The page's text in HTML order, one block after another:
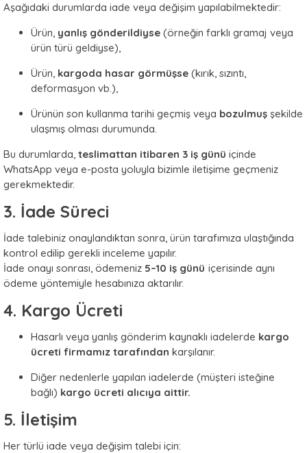
Aşağıdaki durumlarda iade veya değişim yapılabilmektedir:
Ürün, yanlış gönderildiyse (örneğin farklı gramaj veya
ürün türü geldiyse),
Ürün, kargoda hasar görmüşse (kırık, sızıntı,
deformasyon vb.),
Ürünün son kullanma tarihi geçmiş veya bozulmuş şekilde
ulaşmış olması durumunda.
Bu durumlarda, teslimattan itibaren 3 iş günü içinde
WhatsApp veya e-posta yoluyla bizimle iletişime geçmeniz
gerekmektedir.
3. İade Süreci
İade talebiniz onaylandıktan sonra, ürün tarafımıza ulaştığında
kontrol edilip gerekli inceleme yapılır.
İade onayı sonrası, ödemeniz 5–10 iş günü içerisinde aynı
ödeme yöntemiyle hesabınıza aktarılır.
4. Kargo Ücreti
Hasarlı veya yanlış gönderim kaynaklı iadelerde kargo
ücreti firmamız tarafından karşılanır.
Diğer nedenlerle yapılan iadelerde (müşteri isteğine
bağlı) kargo ücreti alıcıya aittir.
5. İletişim
Her türlü iade veya değişim talebi için: